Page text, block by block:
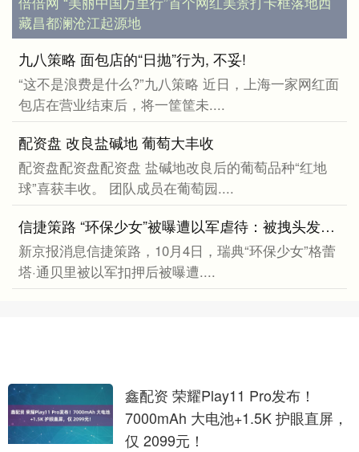
藏昌都澜沧江起源地
九八策略 面包店的“日抛”行为, 不妥!
“这不是浪费是什么?”九八策略 近日，上海一家网红面
包店在营业结束后，将一筐筐未....
配资盘 改良盐碱地 葡萄大丰收
配资盘配资盘配资盘 盐碱地改良后的葡萄品种“红地
球”喜获丰收。 团队成员在葡萄园....
信捷策路 “环保少女”被曝遭以军虐待：被拽头发、被迫爬行和亲吻以色列国旗
新京报消息信捷策路，10月4日，瑞典“环保少女”格蕾
塔·通贝里被以军扣押后被曝遭....
鑫配资 荣耀Play11 Pro发布！
7000mAh 大电池+1.5K 护眼直屏，
仅 2099元！